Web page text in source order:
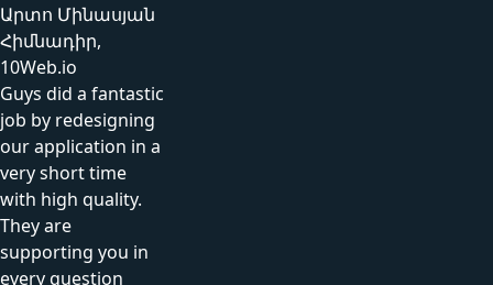
Արտո Մինասյան
Հիմնադիր,
10Web.io
Guys did a fantastic
job by redesigning
our application in a
very short time
with high quality.
They are
supporting you in
every question